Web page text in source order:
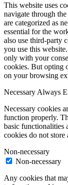
This website uses
navigate through
are categorized as
essential for the
also use third-party
you use this
only with your
cookies. But opting
on your browsing
Necessary Always
Necessary cookies
function properly.
basic functionalities
cookies do not
Non-necessary
Non-necessary
Any cookies that